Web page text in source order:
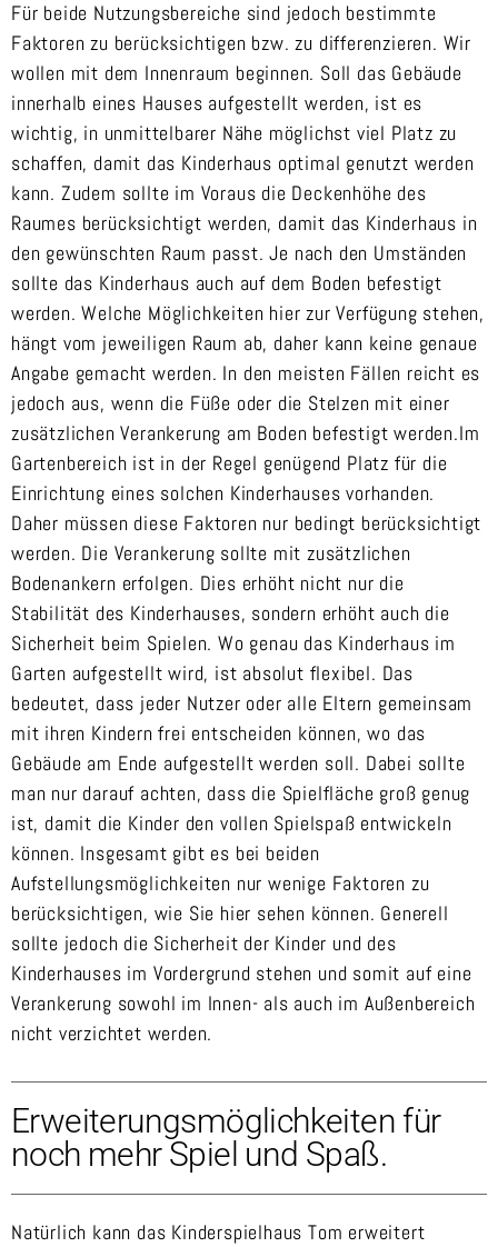
Für beide Nutzungsbereiche sind jedoch bestimmte
Faktoren zu berücksichtigen bzw. zu differenzieren. Wir
wollen mit dem Innenraum beginnen. Soll das Gebäude
innerhalb eines Hauses aufgestellt werden, ist es
wichtig, in unmittelbarer Nähe möglichst viel Platz zu
schaffen, damit das Kinderhaus optimal genutzt werden
kann. Zudem sollte im Voraus die Deckenhöhe des
Raumes berücksichtigt werden, damit das Kinderhaus in
den gewünschten Raum passt. Je nach den Umständen
sollte das Kinderhaus auch auf dem Boden befestigt
werden. Welche Möglichkeiten hier zur Verfügung stehen,
hängt vom jeweiligen Raum ab, daher kann keine genaue
Angabe gemacht werden. In den meisten Fällen reicht es
jedoch aus, wenn die Füße oder die Stelzen mit einer
zusätzlichen Verankerung am Boden befestigt werden.Im
Gartenbereich ist in der Regel genügend Platz für die
Einrichtung eines solchen Kinderhauses vorhanden.
Daher müssen diese Faktoren nur bedingt berücksichtigt
werden. Die Verankerung sollte mit zusätzlichen
Bodenankern erfolgen. Dies erhöht nicht nur die
Stabilität des Kinderhauses, sondern erhöht auch die
Sicherheit beim Spielen. Wo genau das Kinderhaus im
Garten aufgestellt wird, ist absolut flexibel. Das
bedeutet, dass jeder Nutzer oder alle Eltern gemeinsam
mit ihren Kindern frei entscheiden können, wo das
Gebäude am Ende aufgestellt werden soll. Dabei sollte
man nur darauf achten, dass die Spielfläche groß genug
ist, damit die Kinder den vollen Spielspaß entwickeln
können. Insgesamt gibt es bei beiden
Aufstellungsmöglichkeiten nur wenige Faktoren zu
berücksichtigen, wie Sie hier sehen können. Generell
sollte jedoch die Sicherheit der Kinder und des
Kinderhauses im Vordergrund stehen und somit auf eine
Verankerung sowohl im Innen- als auch im Außenbereich
nicht verzichtet werden.
Erweiterungsmöglichkeiten für
noch mehr Spiel und Spaß.
Natürlich kann das Kinderspielhaus Tom erweitert